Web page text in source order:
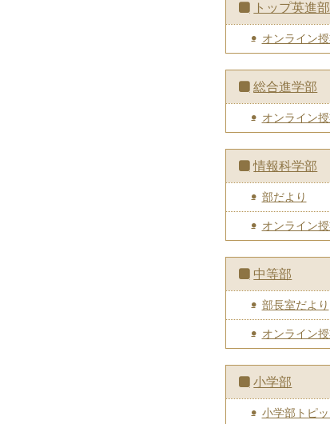
トップ英進
オンライン
総合進学部
オンライン
情報科学部
部だより
オンライン
中等部
部長室だより
オンライン
小学部
小学部トピ